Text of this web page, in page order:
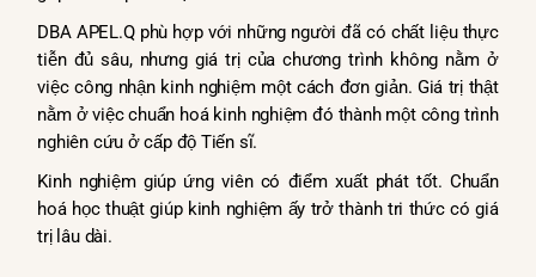
DBA APEL.Q phù hợp với những người đã có chất liệu thực
tiễn đủ sâu, nhưng giá trị của chương trình không nằm ở
việc công nhận kinh nghiệm một cách đơn giản. Giá trị thật
nằm ở việc chuẩn hoá kinh nghiệm đó thành một công trình
nghiên cứu ở cấp độ Tiến sĩ.
Kinh nghiệm giúp ứng viên có điểm xuất phát tốt. Chuẩn
hoá học thuật giúp kinh nghiệm ấy trở thành tri thức có giá
trị lâu dài.